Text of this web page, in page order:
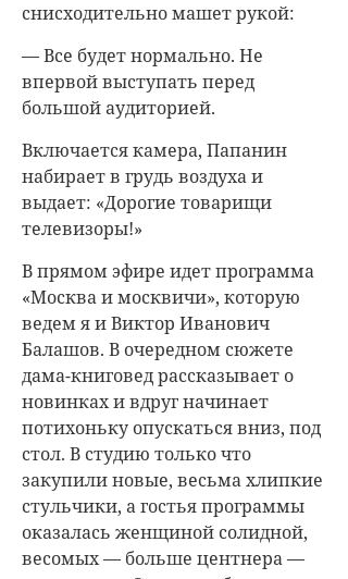
снисходительно машет рукой:
— Все будет нормально. Не
впервой выступать перед
большой аудиторией.
Включается камера, Папанин
набирает в грудь воздуха и
выдает: «Дорогие товарищи
телевизоры!»
В прямом эфире идет программа
«Москва и москвичи», которую
ведем я и Виктор Иванович
Балашов. В очередном сюжете
дама-книговед рассказывает о
новинках и вдруг начинает
потихоньку опускаться вниз, под
стол. В студию только что
закупили новые, весьма хлипкие
стульчики, а гостья программы
оказалась женщиной солидной,
весомых — больше центнера —